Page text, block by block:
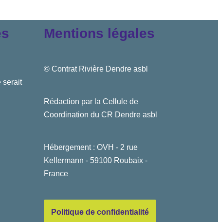
serait
Mentions légales
© Contrat Rivière Dendre asbl
Rédaction par la Cellule de
Coordination du CR Dendre asbl
Hébergement : OVH - 2 rue
Kellermann - 59100 Roubaix -
France
Politique de confidentialité